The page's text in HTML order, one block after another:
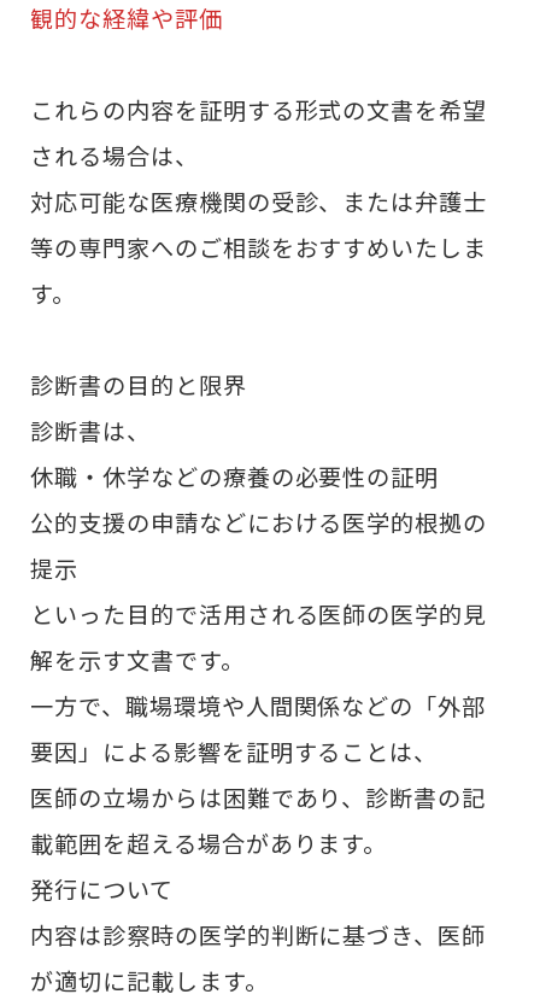
観的な経緯や評価
これらの内容を証明する形式の文書を希望
される場合は、
対応可能な医療機関の受診、または弁護士
等の専門家へのご相談をおすすめいたしま
す。
診断書の目的と限界
診断書は、
休職・休学などの療養の必要性の証明
公的支援の申請などにおける医学的根拠の
提示
といった目的で活用される医師の医学的見
解を示す文書です。
一方で、職場環境や人間関係などの「外部
要因」による影響を証明することは、
医師の立場からは困難であり、診断書の記
載範囲を超える場合があります。
発行について
内容は診察時の医学的判断に基づき、医師
が適切に記載します。